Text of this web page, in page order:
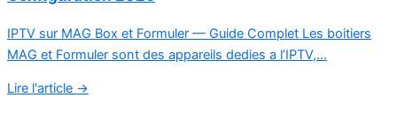
IPTV sur MAG Box et Formuler — Guide Complet Les boitiers
MAG et Formuler sont des appareils dedies a l’IPTV,...
Lire l'article →